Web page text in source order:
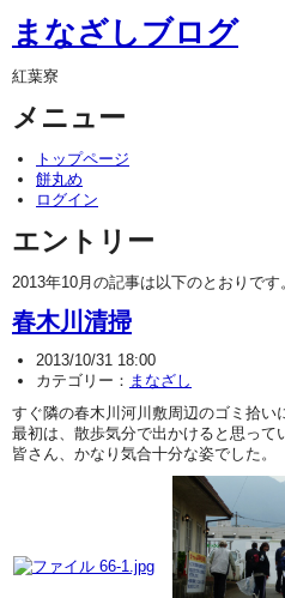
まなざしブログ
紅葉寮
メニュー
トップページ
餅丸め
ログイン
エントリー
2013年10月の記事は以下のとおりです
春木川清掃
2013/10/31 18:00
カテゴリー： まなざし
すぐ隣の春木川河川敷周辺のゴミ拾い
最初は、散歩気分で出かけると思って
皆さん、かなり気合十分な姿でした。